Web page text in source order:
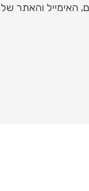
האימייל והאתר